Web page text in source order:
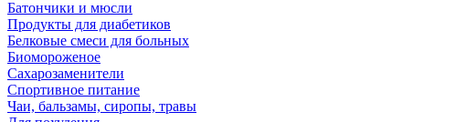
Батончики и мюсли
Продукты для диабетиков
Белковые смеси для больных
Биомороженое
Сахарозаменители
Спортивное питание
Чаи, бальзамы, сиропы, травы